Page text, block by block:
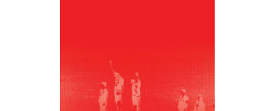
GAZA FREESTYLE
CSOA LAMBRETTA